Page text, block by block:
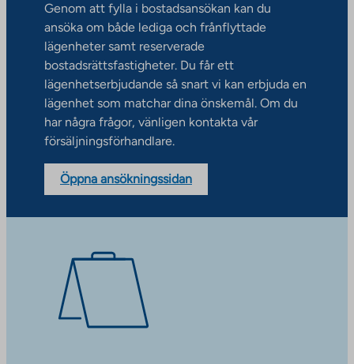
Genom att fylla i bostadsansökan kan du
ansöka om både lediga och frånflyttade
lägenheter samt reserverade
bostadsrättsfastigheter. Du får ett
lägenhetserbjudande så snart vi kan erbjuda en
lägenhet som matchar dina önskemål. Om du
har några frågor, vänligen kontakta vår
försäljningsförhandlare.
Öppna ansökningssidan